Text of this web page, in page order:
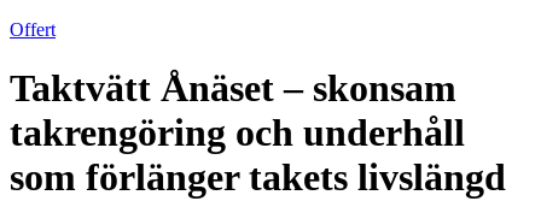
Offert
Taktvätt Ånäset – skonsam
takrengöring och underhåll
som förlänger takets livslängd